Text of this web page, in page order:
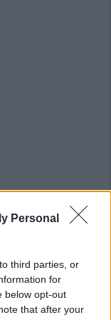
Personal
third parties, or
for
below opt-out
that after your
Contucci,
Souare e Galic